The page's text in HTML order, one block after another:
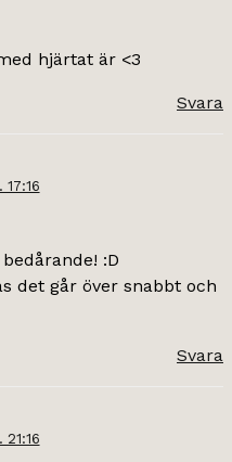
hjärtat är <3
Svara
:D
det går över snabbt och
Svara